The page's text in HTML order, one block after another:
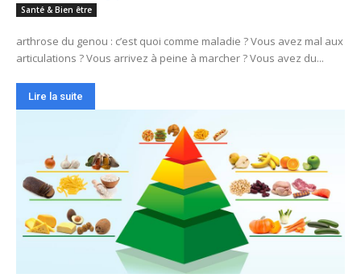
Santé & Bien être
arthrose du genou : c’est quoi comme maladie ? Vous avez mal aux
articulations ? Vous arrivez à peine à marcher ? Vous avez du...
Lire la suite